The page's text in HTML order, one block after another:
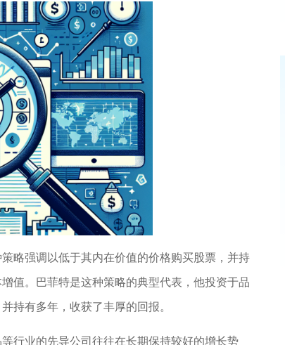
略强调以低于其内在价值的价格购买股票，并持
值。巴菲特是这种策略的典型代表，他投资于品
持有多年，收获了丰厚的回报。
行业的先导公司往往在长期保持较好的增长势